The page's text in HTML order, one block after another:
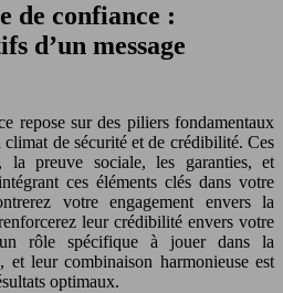
de confiance :
d’un message
repose sur des piliers fondamentaux
de sécurité et de crédibilité. Ces
la preuve sociale, les garanties, et
ces éléments clés dans votre
votre engagement envers la
leur crédibilité envers votre
rôle spécifique à jouer dans la
leur combinaison harmonieuse est
optimaux.